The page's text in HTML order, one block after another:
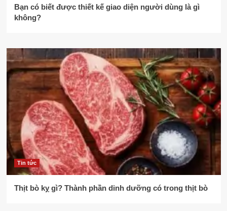
Bạn có biết được thiết kế giao diện người dùng là gì
không?
Tin tức
Thịt bò kỵ gì? Thành phần dinh dưỡng có trong thịt bò